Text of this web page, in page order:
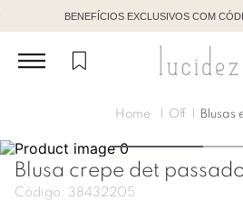
BENEFÍCIOS EXCLUSIVOS COM
Off Blusas
Blusa crepe det
Código: 38432205